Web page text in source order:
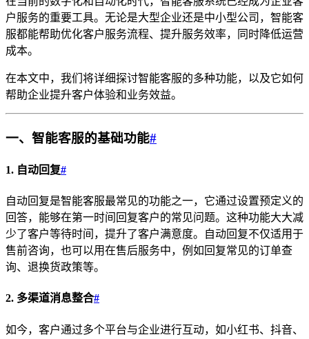
户服务的重要工具。无论是大型企业还是中小型公司，智能客
服都能帮助优化客户服务流程、提升服务效率，同时降低运营
成本。
在本文中，我们将详细探讨智能客服的多种功能，以及它如何
帮助企业提升客户体验和业务效益。
一、智能客服的基础功能#
1. 自动回复#
自动回复是智能客服最常见的功能之一，它通过设置预定义的
回答，能够在第一时间回复客户的常见问题。这种功能大大减
少了客户等待时间，提升了客户满意度。自动回复不仅适用于
售前咨询，也可以用在售后服务中，例如回复常见的订单查
询、退换货政策等。
2. 多渠道消息整合#
如今，客户通过多个平台与企业进行互动，如小红书、抖音、